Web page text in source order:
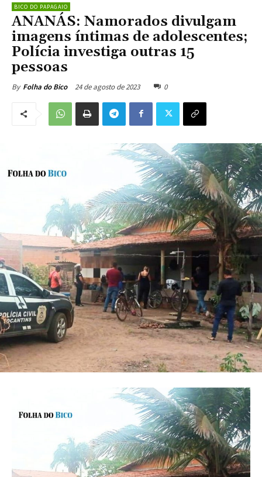
BICO DO PAPAGAIO
ANANÁS: Namorados divulgam
imagens íntimas de adolescentes;
Polícia investiga outras 15
pessoas
By Folha do Bico 24 de agosto de 2023 0